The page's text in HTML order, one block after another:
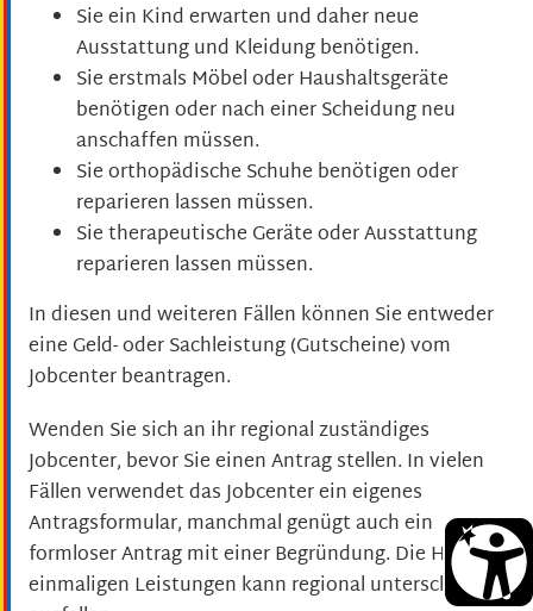
Sie ein Kind erwarten und daher neue
Ausstattung und Kleidung benötigen.
Sie erstmals Möbel oder Haushaltsgeräte
benötigen oder nach einer Scheidung neu
anschaffen müssen.
Sie orthopädische Schuhe benötigen oder
reparieren lassen müssen.
Sie therapeutische Geräte oder Ausstattung
reparieren lassen müssen.
In diesen und weiteren Fällen können Sie entweder
eine Geld- oder Sachleistung (Gutscheine) vom
Jobcenter beantragen.
Wenden Sie sich an ihr regional zuständiges
Jobcenter, bevor Sie einen Antrag stellen. In vielen
Fällen verwendet das Jobcenter ein eigenes
Antragsformular, manchmal genügt auch ein
formloser Antrag mit einer Begründung. Die Höhe der
einmaligen Leistungen kann regional unterschiedlich